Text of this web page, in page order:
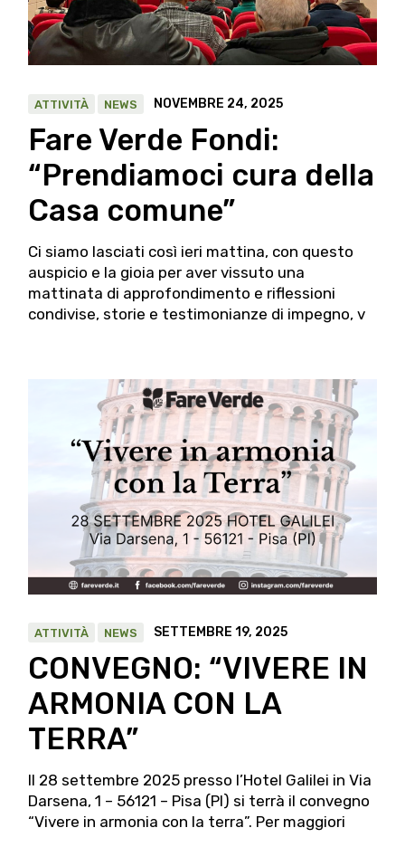
ATTIVITÀ NEWS NOVEMBRE 24, 2025
Fare Verde Fondi:
“Prendiamoci cura della
Casa comune”
Ci siamo lasciati così ieri mattina, con questo
auspicio e la gioia per aver vissuto una
mattinata di approfondimento e riflessioni
condivise, storie e testimonianze di impegno, v
ATTIVITÀ NEWS SETTEMBRE 19, 2025
CONVEGNO: “VIVERE IN
ARMONIA CON LA
TERRA”
Il 28 settembre 2025 presso l’Hotel Galilei in Via
Darsena, 1 – 56121 – Pisa (PI) si terrà il convegno
“Vivere in armonia con la terra”. Per maggiori